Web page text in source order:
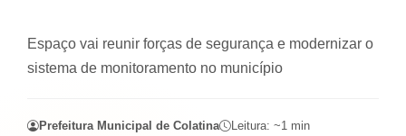
Espaço vai reunir forças de segurança e modernizar o
sistema de monitoramento no município
Prefeitura Municipal de Colatina Leitura: ~1 min